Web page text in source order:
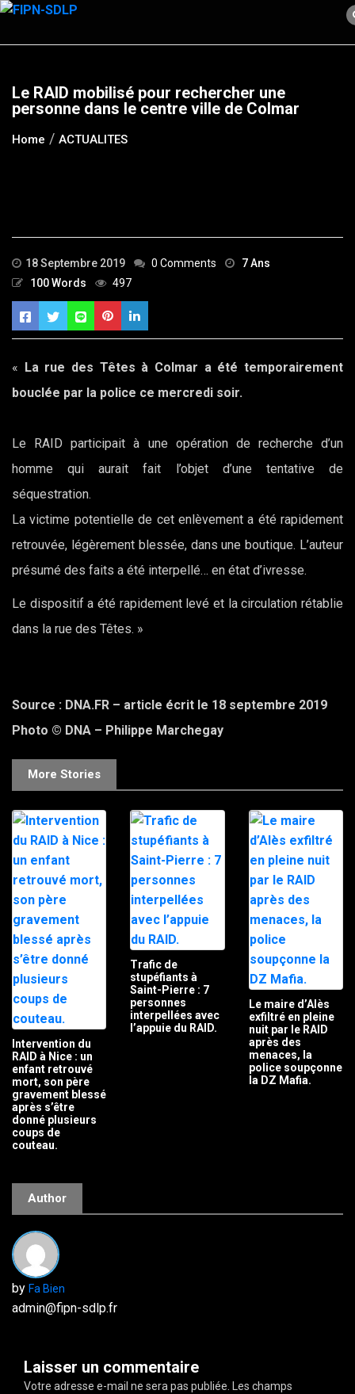
Skip
content
Le RAID mobilisé pour rechercher une
personne dans le centre ville de Colmar
Home ACTUALITES
18 Septembre 2019 0 Comments
7 Ans
100 Words
497
«
La rue des Têtes à Colmar a été temporairement
bouclée par la police ce mercredi soir.
Le RAID participait à une opération de recherche d’un
homme qui aurait fait l’objet d’une tentative de
séquestration.
La victime potentielle de cet enlèvement a été rapidement
retrouvée, légèrement blessée, dans une boutique. L’auteur
présumé des faits a été interpellé… en état d’ivresse.
Le dispositif a été rapidement levé et la circulation rétablie
dans la rue des Têtes. »
Source : DNA.FR – article écrit le 18 septembre 2019
Photo © DNA – Philippe Marchegay
More Stories
Intervention du
RAID à Nice : un
enfant retrouvé
mort, son père
gravement blessé
après s’être
donné plusieurs
coups de
couteau.
Trafic de
stupéfiants à
Saint-Pierre : 7
personnes
interpellées avec
l’appuie du RAID.
Le maire d’Alès
exfiltré en pleine
nuit par le RAID
après des
menaces, la
police soupçonne
la DZ Mafia.
Author
by Fa Bien
admin@fipn-sdlp.fr
Laisser un commentaire
Votre adresse e-mail ne sera pas publiée. Les champs